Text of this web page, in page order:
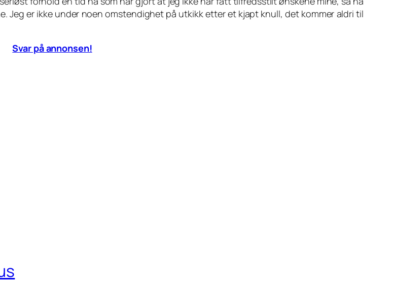
Jeg er ikke under noen omstendighet på utkikk etter et kjapt knull, det kommer aldri til
Svar på annonsen!